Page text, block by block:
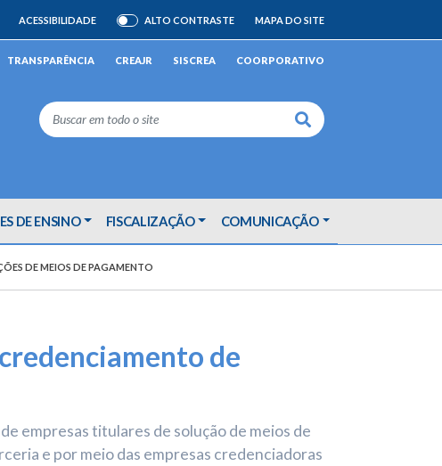
ACESSIBILIDADE ATIVAR/DESATIVAR
ALTO CONTRASTE MAPA DO SITE
TRANSPARÊNCIA CREAJR SISCREA COORPORATIVO
Buscar
DE ENSINO FISCALIZAÇÃO COMUNICAÇÃO
DE MEIOS DE PAGAMENTO
de
empresas titulares de solução de meios de
e por meio das empresas credenciadoras